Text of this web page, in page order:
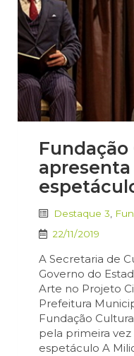
Destaque 3
22/11/2019
A Secretaria de
Governo do
Arte no Projeto
Prefeitura
Fundação
pela primeira vez
espetáculo A